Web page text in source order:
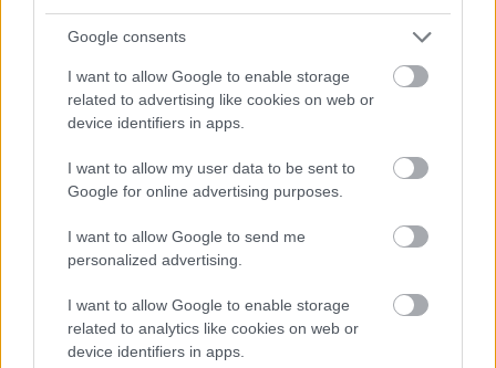
Google consents
I want to allow Google to enable storage
related to advertising like cookies on web or
device identifiers in apps.
I want to allow my user data to be sent to
Google for online advertising purposes.
I want to allow Google to send me
personalized advertising.
I want to allow Google to enable storage
related to analytics like cookies on web or
device identifiers in apps.